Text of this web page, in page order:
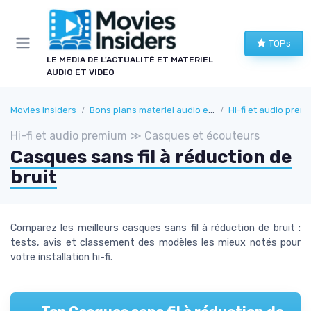
LE MEDIA DE L'ACTUALITÉ ET MATERIEL
AUDIO ET VIDEO
TOPs
Movies Insiders Bons plans materiel audio et video Hi-fi et audio
Hi-fi et audio premium ≫ Casques et écouteurs
Casques sans fil à réduction de
bruit
Comparez les meilleurs casques sans fil à réduction de bruit :
tests, avis et classement des modèles les mieux notés pour
votre installation hi-fi.
Panneau de gestion des cookies